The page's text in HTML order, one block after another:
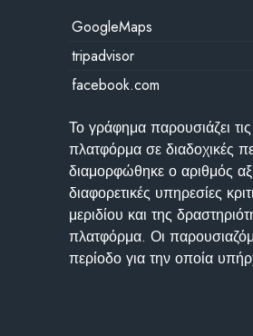
GoogleMaps
tripadvisor
facebook.com
Το γράφημα παρουσιάζει
πλατφόρμα σε διαδοχικές
διαμορφώθηκε ο αριθμός
διαφορετικές υπηρεσίες
μεριδίου και της
πλατφόρμα. Οι
περίοδο για την οποία